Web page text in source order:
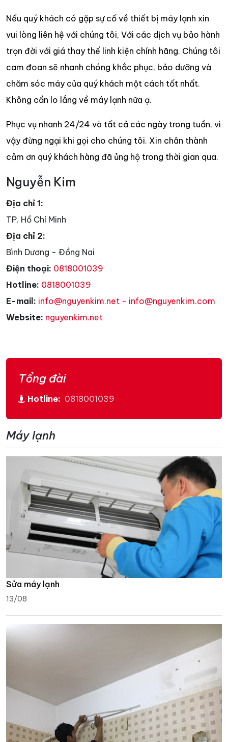
Nếu quý khách có gặp sự cố về thiết bị máy lạnh xin
vui lòng liên hệ với chúng tôi, Với các dịch vụ bảo hành
trọn đời với giá thay thế linh kiện chính hãng. Chúng tôi
cam đoan sẽ nhanh chóng khắc phục, bảo dưỡng và
chăm sóc máy của quý khách một cách tốt nhất.
Không cần lo lắng về máy lạnh nữa ạ.
Phục vụ nhanh 24/24 và tất cả các ngày trong tuần, vì
vậy đừng ngại khi gọi cho chúng tôi. Xin chân thành
cảm ơn quý khách hàng đã ủng hộ trong thời gian qua.
Nguyễn Kim
Địa chỉ 1:
TP. Hồ Chí Minh
Địa chỉ 2:
Bình Dương - Đồng Nai
Điện thoại: 0818001039
Hotline: 0818001039
E-mail: info@nguyenkim.net - info@nguyenkim.com
Website: nguyenkim.net
Tổng đài
Hotline: 0818001039
Máy lạnh
Sửa máy lạnh
13/08